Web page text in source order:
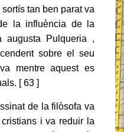
tan ben parat va
la influència de la
augusta Pulqueria ,
sobre el seu
mentre aquest es
[ 63 ]
de la filòsofa va
i va reduir la